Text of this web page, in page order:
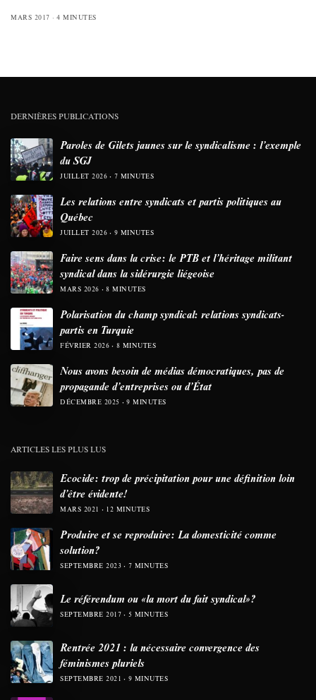
MARS 2017 4 MINUTES
DERNIÈRES PUBLICATIONS
Paroles de Gilets jaunes sur le syndicalisme : l’exemple
du SGJ
JUILLET 2026 7 MINUTES
Les relations entre syndicats et partis politiques au
Québec
JUILLET 2026 9 MINUTES
Faire sens dans la crise: le PTB et l’héritage militant
syndical dans la sidérurgie liégeoise
MARS 2026 8 MINUTES
Polarisation du champ syndical: relations syndicats-
partis en Turquie
FÉVRIER 2026 8 MINUTES
Nous avons besoin de médias démocratiques, pas de
propagande d’entreprises ou d’État
DÉCEMBRE 2025 9 MINUTES
ARTICLES LES PLUS LUS
Ecocide: trop de précipitation pour une définition loin
d’être évidente!
MARS 2021 12 MINUTES
Produire et se reproduire: La domesticité comme
solution?
SEPTEMBRE 2023 7 MINUTES
Le référendum ou «la mort du fait syndical»?
SEPTEMBRE 2017 5 MINUTES
Rentrée 2021 : la nécessaire convergence des
féminismes pluriels
SEPTEMBRE 2021 9 MINUTES